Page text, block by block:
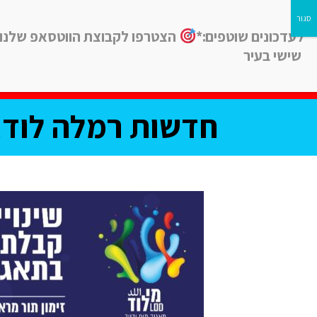
חדשות רמלה
לעדכונים שוטפים:*
הצטרפו לקבוצת הווטסאפ שלנו
שישי בעיר